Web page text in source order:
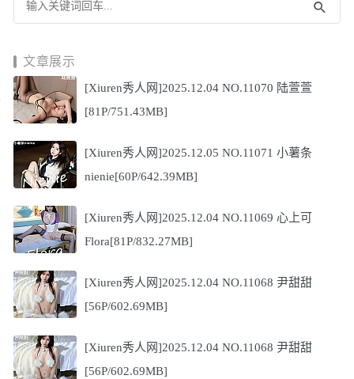
文章展示
[Xiuren秀人网]2025.12.04 NO.11070 陆萱萱
[81P/751.43MB]
[Xiuren秀人网]2025.12.05 NO.11071 小薯条
nienie[60P/642.39MB]
[Xiuren秀人网]2025.12.04 NO.11069 心上可
Flora[81P/832.27MB]
[Xiuren秀人网]2025.12.04 NO.11068 尹甜甜
[56P/602.69MB]
[Xiuren秀人网]2025.12.04 NO.11068 尹甜甜
[56P/602.69MB]